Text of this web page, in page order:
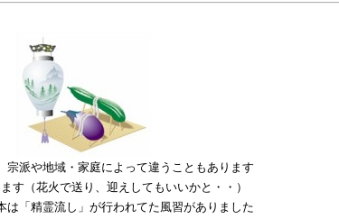
宗派や地域・家庭によって違うこともあります
す（花火で送り、迎えしてもいいかと・・）
は「精霊流し」が行われてた風習がありました